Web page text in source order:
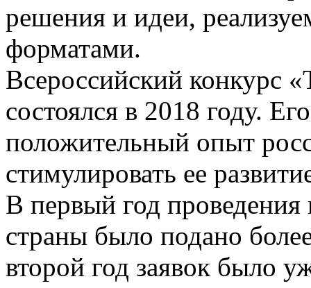
решения и идеи,
форматами.
Всероссийский конкурс
состоялся в 2018 году.
положительный опыт
стимулировать ее
В первый год проведения
страны было подано
второй год заявок было